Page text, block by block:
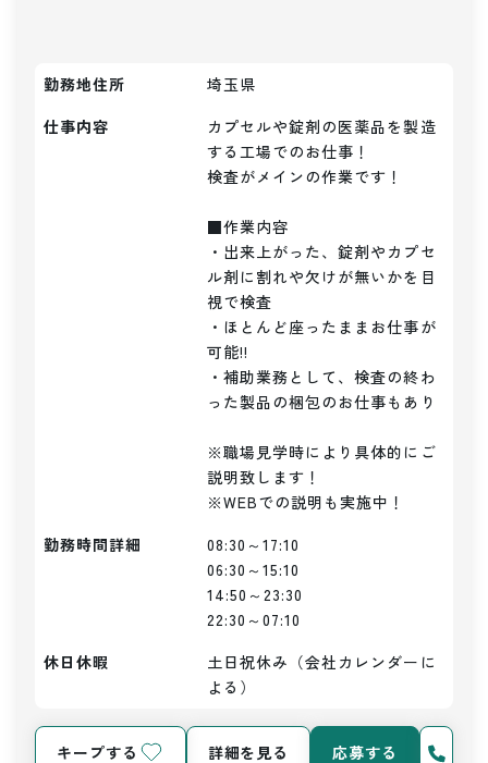
勤務地住所
埼玉県
仕事内容
カプセルや錠剤の医薬品を製造
する工場でのお仕事！
検査がメインの作業です！
■作業内容
・出来上がった、錠剤やカプセ
ル剤に割れや欠けが無いかを目
視で検査
・ほとんど座ったままお仕事が
可能!!
・補助業務として、検査の終わ
った製品の梱包のお仕事もあり
※職場見学時により具体的にご
説明致します！
※WEBでの説明も実施中！
勤務時間詳細
08:30～17:10
06:30～15:10
14:50～23:30
22:30～07:10
休日休暇
土日祝休み（会社カレンダーに
よる）
キープする 詳細を見る 応募する